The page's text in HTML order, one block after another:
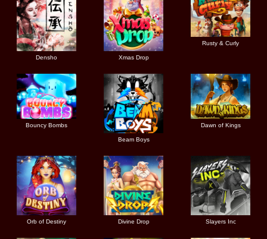
Densho Xmas Drop
Rusty & Curly
Bouncy Bombs
Beam Boys
Dawn of Kings
Orb of Destiny Divine Drop Slayers Inc